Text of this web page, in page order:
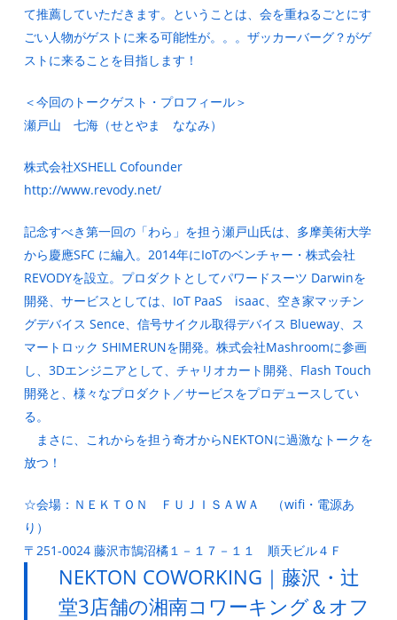
て推薦していただきます。ということは、会を重ねるごとにす
ごい人物がゲストに来る可能性が。。。ザッカーバーグ？がゲ
ストに来ることを目指します！
＜今回のトークゲスト・プロフィール＞
瀬戸山 七海（せとやま ななみ）
株式会社XSHELL Cofounder
http://www.revody.net/
記念すべき第一回の「わら」を担う瀬戸山氏は、多摩美術大学
から慶應SFC に編入。2014年にIoTのベンチャー・株式会社
REVODYを設立。プロダクトとしてパワードスーツ Darwinを
開発、サービスとしては、IoT PaaS isaac、空き家マッチン
グデバイス Sence、信号サイクル取得デバイス Blueway、ス
マートロック SHIMERUNを開発。株式会社Mashroomに参画
し、3Dエンジニアとして、チャリオカート開発、Flash Touch
開発と、様々なプロダクト／サービスをプロデュースしてい
る。
まさに、これからを担う奇才からNEKTONに過激なトークを
放つ！
☆会場：ＮＥＫＴＯＮ ＦＵＪＩＳＡＷＡ （wifi・電源あ
り）
〒251-0024 藤沢市鵠沼橘１－１７－１１ 順天ビル４Ｆ
NEKTON COWORKING｜藤沢・辻
堂3店舗の湘南コワーキング＆オフ